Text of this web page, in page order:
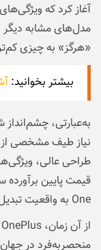
آغاز کرد که
مدل‌های مشابه دیگر
«هرگز» به چیزی
بیشتر بخوانید:
نیاز طیف مشخصی از
طراحی عالی،
One به واقعیت تبدیل شد.